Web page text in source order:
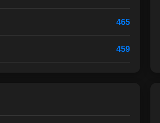
465
459